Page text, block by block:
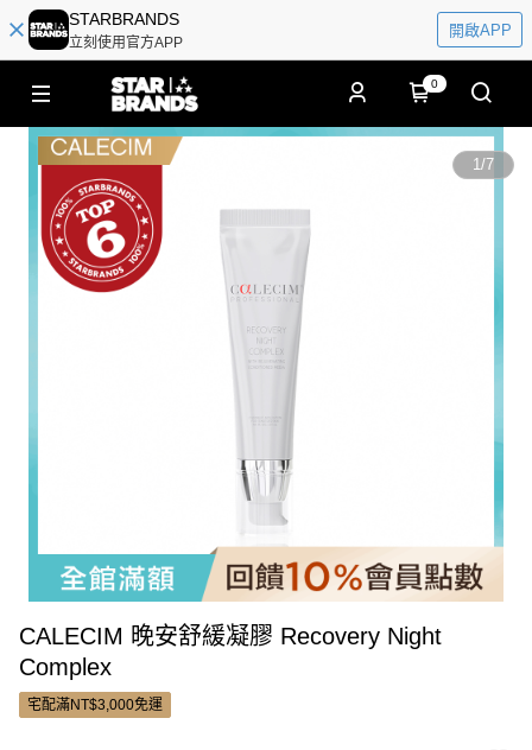
STARBRANDS
立刻使用官方APP
開啟APP
0
1/7
CALECIM 晚安舒緩凝膠 Recovery Night
Complex
宅配滿NT$3,000免運